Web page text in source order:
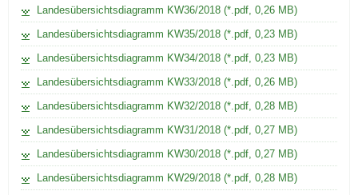
der
ersten
Woche.
gefärbten
Bereichen
fand
der
Befall
der
Landesübersichtsdiagramm KW36/2018 (*.pdf, 0,26 MB)
Landesübersichtsdiagramm KW35/2018 (*.pdf, 0,23 MB)
Landesübersichtsdiagramm KW34/2018 (*.pdf, 0,23 MB)
Landesübersichtsdiagramm KW33/2018 (*.pdf, 0,26 MB)
Landesübersichtsdiagramm KW32/2018 (*.pdf, 0,28 MB)
Landesübersichtsdiagramm KW31/2018 (*.pdf, 0,27 MB)
Landesübersichtsdiagramm KW30/2018 (*.pdf, 0,27 MB)
Landesübersichtsdiagramm KW29/2018 (*.pdf, 0,28 MB)